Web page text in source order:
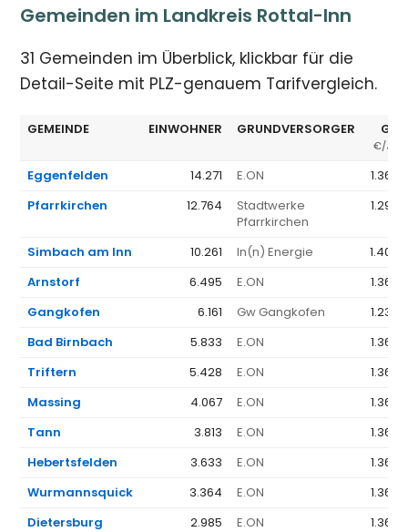
Gemeinden im Landkreis Rottal-Inn
31 Gemeinden im Überblick, klickbar für die
Detail-Seite mit PLZ-genauem Tarifvergleich.
GEMEINDE EINWOHNER GRUNDVERSORGER GV
€/
Eggenfelden 14.271 E.ON
1.368
Pfarrkirchen
12.764
Stadtwerke
Pfarrkirchen
1.296
Simbach am Inn 10.261 In(n) Energie
1.403
Arnstorf
6.495 E.ON
1.368
Gangkofen
6.161 Gw Gangkofen
1.233
Bad Birnbach
5.833 E.ON
1.368
Triftern
5.428 E.ON
1.368
Massing
4.067 E.ON
1.368
Tann
3.813 E.ON
1.368
Hebertsfelden
3.633 E.ON
1.368
Wurmannsquick
3.364 E.ON
1.368
Dietersburg
2.985 E.ON
1.368